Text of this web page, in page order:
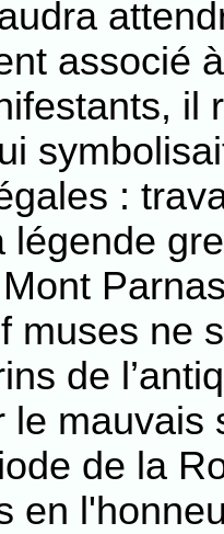
associé
il
:
légende
muses ne
de
le mauvais
de la
en